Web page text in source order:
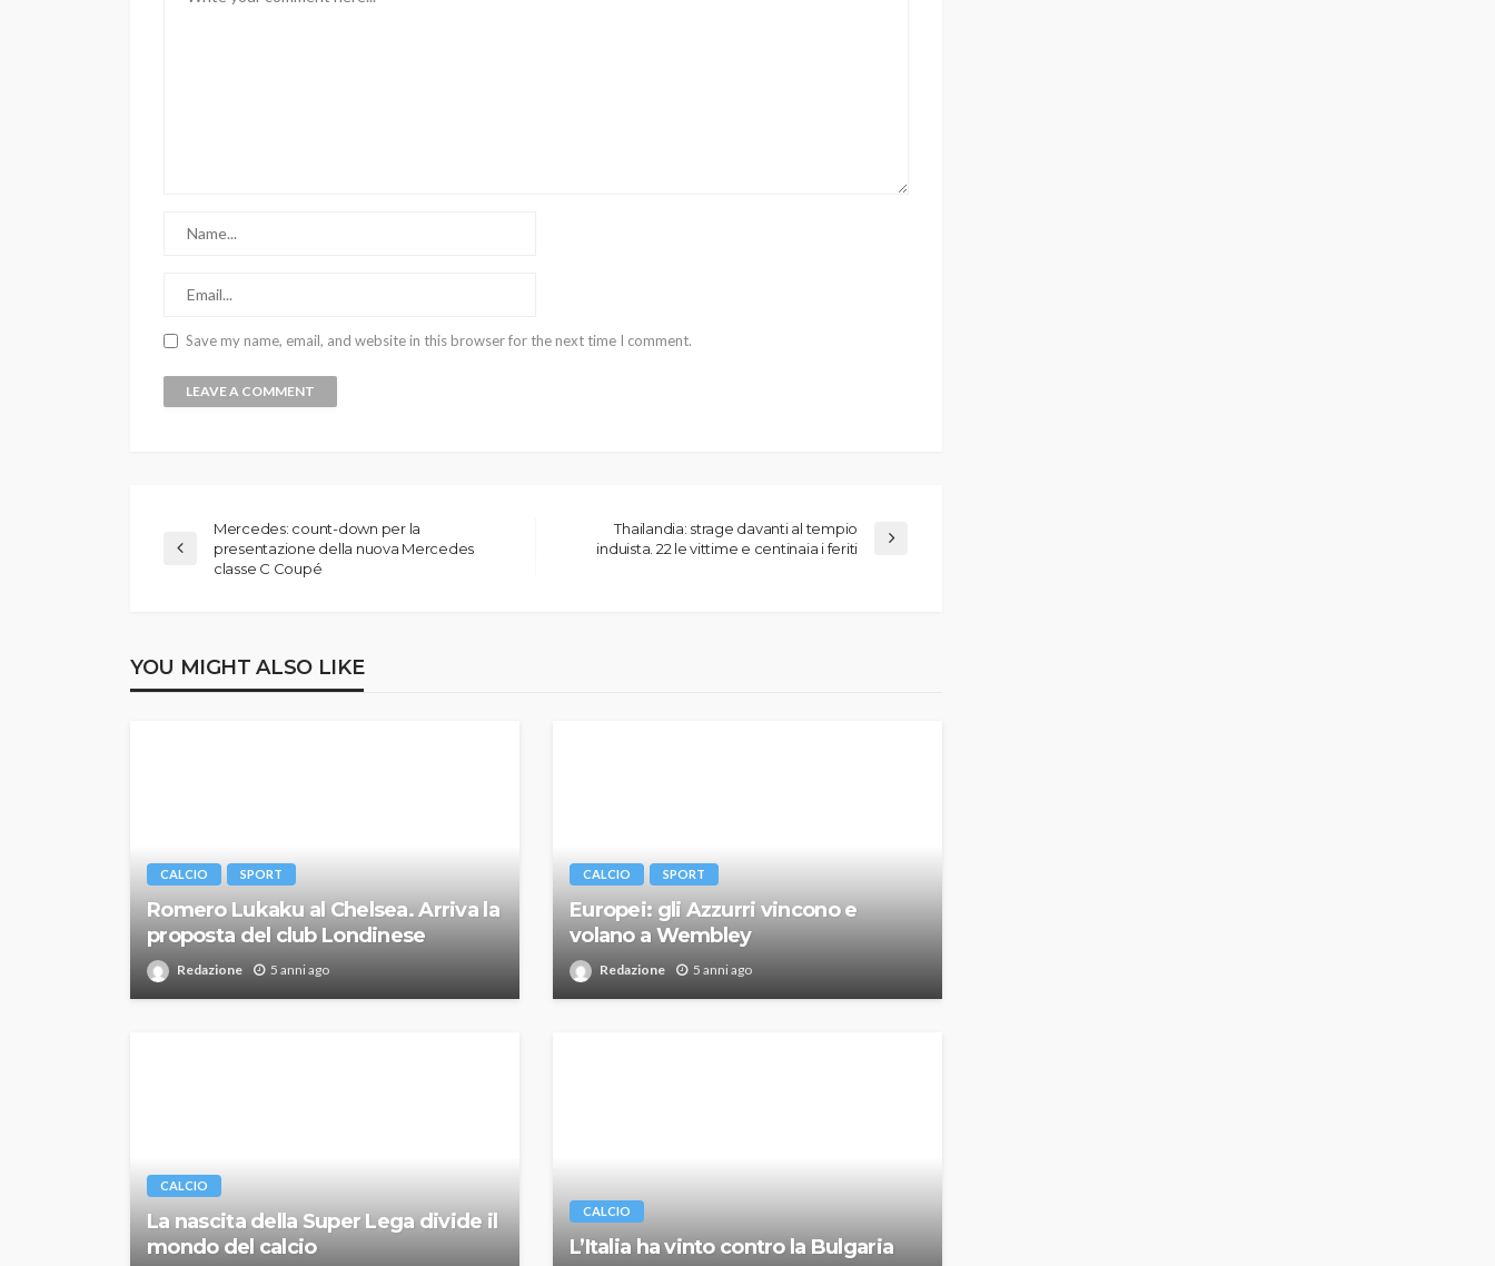
Save my name, email, and website in this browser for the next time I comment.
Mercedes: count-down per la
presentazione della nuova Mercedes
classe C Coupé
Thailandia: strage davanti al tempio
induista. 22 le vittime e centinaia i feriti
YOU MIGHT ALSO LIKE
CALCIO SPORT
Romero Lukaku al Chelsea. Arriva la
proposta del club Londinese
Redazione 5 anni ago
CALCIO SPORT
Europei: gli Azzurri vincono e
volano a Wembley
Redazione 5 anni ago
CALCIO
La nascita della Super Lega divide il
mondo del calcio
CALCIO
L’Italia ha vinto contro la Bulgaria